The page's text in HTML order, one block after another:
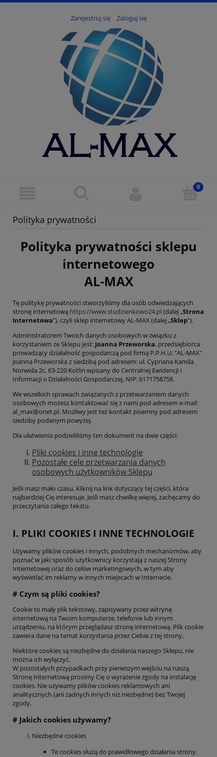
Zarejestruj się Zaloguj się
Polityka prywatności
Polityka prywatności sklepu
internetowego
AL-MAX
Tę politykę prywatności stworzyliśmy dla osób odwiedzających
stronę internetową https://www.studzienkowo24.pl (dalej „Strona
Internetowa”), czyli sklep internetowy AL-MAX (dalej „Sklep”).
Administratorem Twoich danych osobowych w związku z
korzystaniem ze Sklepu jest: Joanna Przeworska, przedsiębiorca
prowadzący działalność gospodarczą pod firmą P.P.H.U. "AL-MAX"
Joanna Przeworska z siedzibą pod adresem: ul. Cypriana Kamila
Norwida 2c, 63-220 Kotlin wpisany do Centralnej Ewidencji i
Informacji o Działalności Gospodarczej, NIP: 6171758758.
We wszelkich sprawach związanych z przetwarzaniem danych
osobowych możesz kontaktować się z nami pod adresem e-mail:
al_max@onet.pl. Możliwy jest też kontakt pisemny pod adresem
siedziby podanym powyżej.
Dla ułatwienia podzieliliśmy ten dokument na dwie części:
Pliki cookies i inne technologie
Pozostałe cele przetwarzania danych
osobowych użytkowników Sklepu
Jeśli masz mało czasu, kliknij na link dotyczący tej części, która
najbardziej Cię interesuje. Jeśli masz chwilkę więcej, zachęcamy do
przeczytania całego tekstu.
I. PLIKI COOKIES I INNE TECHNOLOGIE
Używamy plików cookies i innych, podobnych mechanizmów, aby
poznać w jaki sposób użytkownicy korzystają z naszej Strony
Internetowej oraz do celów marketingowych, w tym aby
wyświetlać im reklamy w innych miejscach w Internecie.
# Czym są pliki cookies?
Cookie to mały plik tekstowy, zapisywany przez witrynę
internetową na Twoim komputerze, telefonie lub innym
urządzeniu, na którym przeglądasz stronę internetową. Plik cookie
zawiera dane na temat korzystania przez Ciebie z tej strony.
Niektóre cookies są niezbędne do działania naszego Sklepu, nie
można ich wyłączyć.
W pozostałych przypadkach przy pierwszym wejściu na naszą
Stronę Internetową prosimy Cię o wyrażenie zgody na instalację
cookies. Nie używamy plików cookies reklamowych ani
analitycznych (ani żadnych innych niż niezbędne) bez Twojej
zgody.
# Jakich cookies używamy?
Niezbędne cookies
Te cookies służą do prawidłowego działania strony.